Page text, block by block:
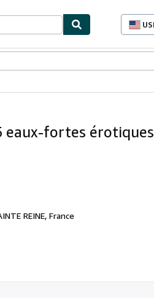
eaux-fortes
REINE, France